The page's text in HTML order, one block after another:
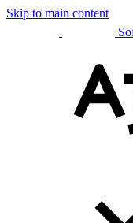
Skip to main content